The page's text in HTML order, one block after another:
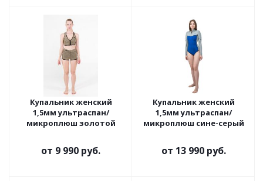
Купальник женский
1,5мм ультраспан/
микроплюш золотой
от 9 990 руб.
Купальник женский
1,5мм ультраспан/
микроплюш сине-серый
от 13 990 руб.